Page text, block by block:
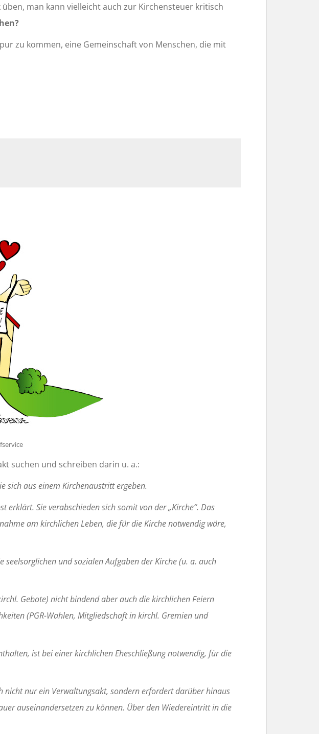
man kann vielleicht auch zur Kirchensteuer kritisch
zu kommen, eine Gemeinschaft von Menschen, die mit
suchen und schreiben darin u. a.:
sich aus einem Kirchenaustritt ergeben.
Sie verabschieden sich somit von der „Kirche“. Das
am kirchlichen Leben, die für die Kirche notwendig wäre,
und sozialen Aufgaben der Kirche (u. a. auch
Gebote) nicht bindend aber auch die kirchlichen Feiern
(PGR-Wahlen, Mitgliedschaft in kirchl. Gremien und
ist bei einer kirchlichen Eheschließung notwendig, für die
nicht nur ein Verwaltungsakt, sondern erfordert darüber hinaus
auseinandersetzen zu können. Über den Wiedereintritt in die